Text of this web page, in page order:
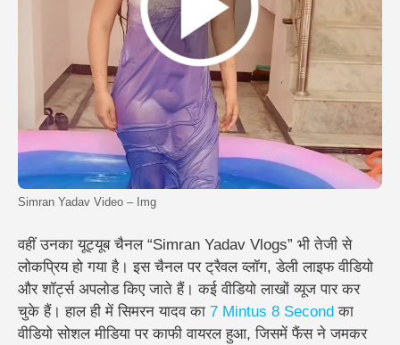
Simran Yadav Video – Img
वहीं उनका यूट्यूब चैनल “Simran Yadav Vlogs” भी तेजी से
लोकप्रिय हो गया है। इस चैनल पर ट्रैवल व्लॉग, डेली लाइफ वीडियो
और शॉर्ट्स अपलोड किए जाते हैं। कई वीडियो लाखों व्यूज पार कर
चुके हैं।हाल ही में सिमरन यादव का 7 Mintus 8 Second का
वीडियो सोशल मीडिया पर काफी वायरल हुआ, जिसमें फैंस ने जमकर